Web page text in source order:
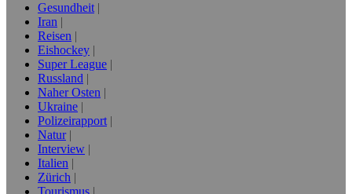
Gesundheit
Iran
Reisen
Eishockey
Super League
Russland
Naher Osten
Ukraine
Polizeirapport
Natur
Interview
Italien
Zürich
Tourismus